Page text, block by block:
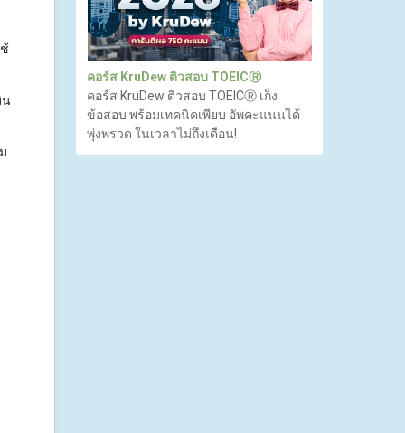
น
คอร์ส KruDew ติวสอบ TOEICⓇ
คอร์ส KruDew ติวสอบ TOEICⓇ เก็ง
ข้อสอบ พร้อมเทคนิคเพียบ อัพคะแนนได้
พุ่งพรวด ในเวลาไม่ถึงเดือน!